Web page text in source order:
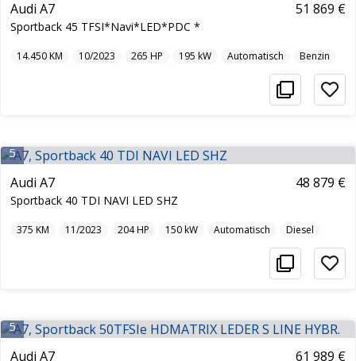
Audi A7
Sportback 45 TFSI*Navi*LED*PDC *
51 869 €
14.450KM 10/2023 265 HP 195 kW Automatisch Benzin
5
Audi A7
Sportback 40 TDI NAVI LED SHZ
48 879 €
375 KM 11/2023 204HP 150kW Automatisch Diesel
5
Audi A7 61 989 €